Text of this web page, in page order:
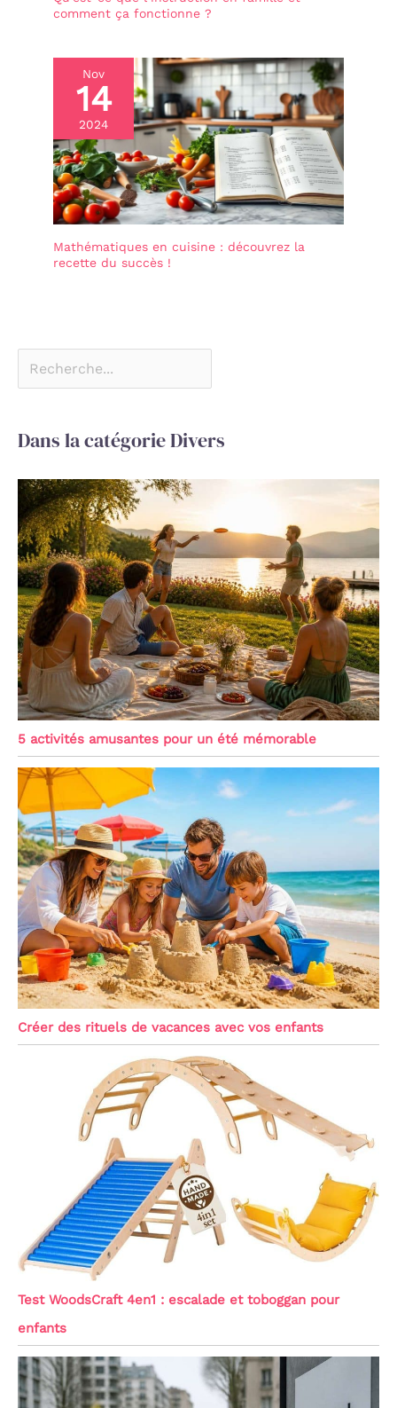
comment ça fonctionne ?
Nov
14
2024
Mathématiques en cuisine : découvrez la
recette du succès !
Dans la catégorie Divers
5 activités amusantes pour un été mémorable
Créer des rituels de vacances avec vos enfants
Test WoodsCraft 4en1 : escalade et toboggan pour
enfants